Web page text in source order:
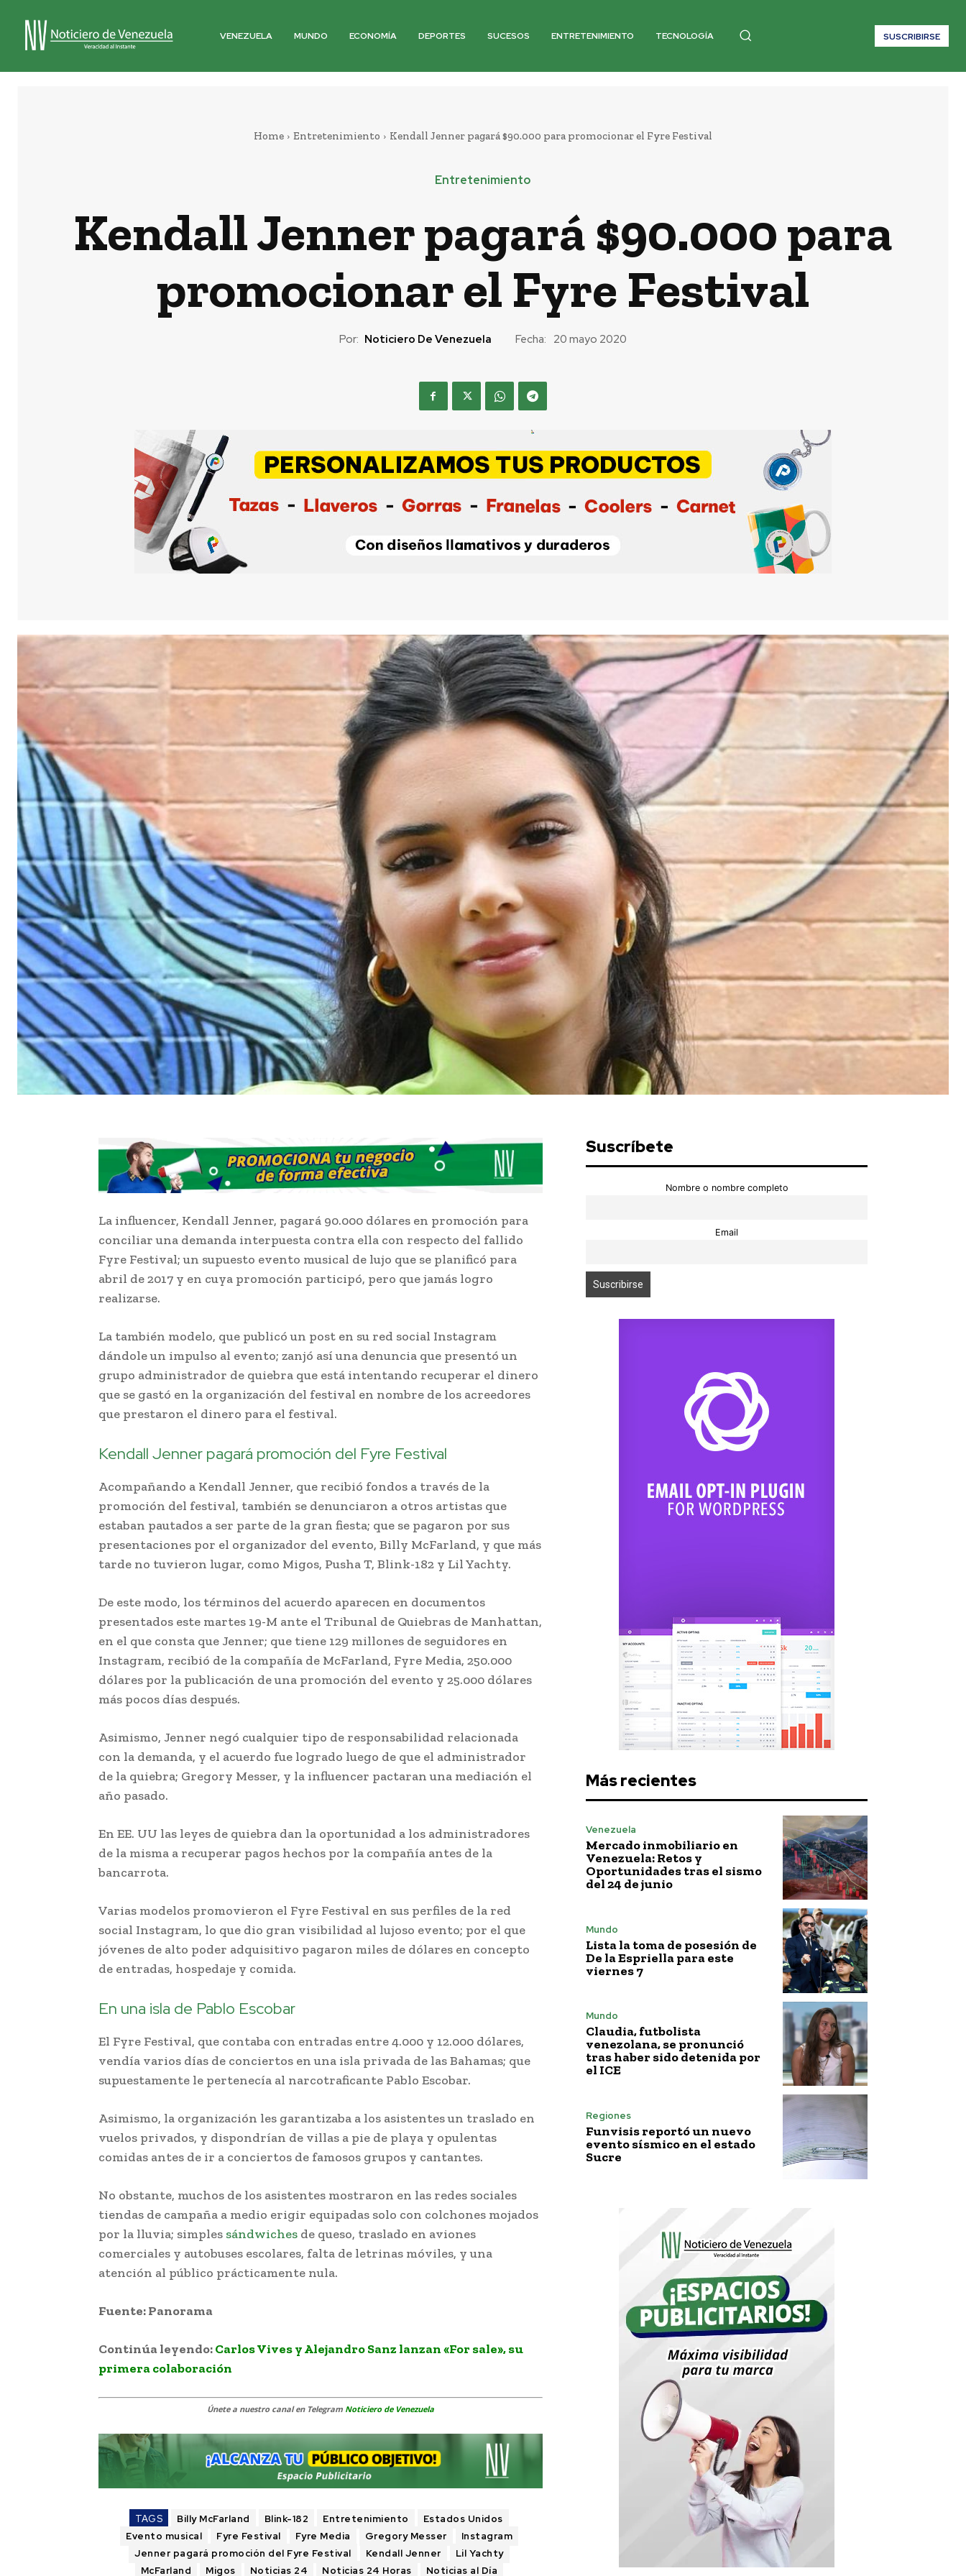
VENEZUELA MUNDO ECONOMÍA DEPORTES SUCESOS ENTRETENIMIENTO TECNOLOGÍA SUSCRIBIRSE
Home Entretenimiento Kendall Jenner pagará $90.000 para promocionar el Fyre Festival
Entretenimiento
Kendall Jenner pagará $90.000 para
promocionar el Fyre Festival
Por: Noticiero De Venezuela Fecha: 20 mayo 2020
La influencer, Kendall Jenner, pagará 90.000 dólares en promoción para
conciliar una demanda interpuesta contra ella con respecto del fallido
Fyre Festival; un supuesto evento musical de lujo que se planificó para
abril de 2017 y en cuya promoción participó, pero que jamás logro
realizarse.
La también modelo, que publicó un post en su red social Instagram
dándole un impulso al evento; zanjó así una denuncia que presentó un
grupo administrador de quiebra que está intentando recuperar el dinero
que se gastó en la organización del festival en nombre de los acreedores
que prestaron el dinero para el festival.
Kendall Jenner pagará promoción del Fyre Festival
Acompañando a Kendall Jenner, que recibió fondos a través de la
promoción del festival, también se denunciaron a otros artistas que
estaban pautados a ser parte de la gran fiesta; que se pagaron por sus
presentaciones por el organizador del evento, Billy McFarland, y que más
tarde no tuvieron lugar, como Migos, Pusha T, Blink-182 y Lil Yachty.
De este modo, los términos del acuerdo aparecen en documentos
presentados este martes 19-M ante el Tribunal de Quiebras de Manhattan,
en el que consta que Jenner; que tiene 129 millones de seguidores en
Instagram, recibió de la compañía de McFarland, Fyre Media, 250.000
dólares por la publicación de una promoción del evento y 25.000 dólares
más pocos días después.
Asimismo, Jenner negó cualquier tipo de responsabilidad relacionada
con la demanda, y el acuerdo fue logrado luego de que el administrador
de la quiebra; Gregory Messer, y la influencer pactaran una mediación el
año pasado.
En EE. UU las leyes de quiebra dan la oportunidad a los administradores
de la misma a recuperar pagos hechos por la compañía antes de la
bancarrota.
Varias modelos promovieron el Fyre Festival en sus perfiles de la red
social Instagram, lo que dio gran visibilidad al lujoso evento; por el que
jóvenes de alto poder adquisitivo pagaron miles de dólares en concepto
de entradas, hospedaje y comida.
En una isla de Pablo Escobar
El Fyre Festival, que contaba con entradas entre 4.000 y 12.000 dólares,
vendía varios días de conciertos en una isla privada de las Bahamas; que
supuestamente le pertenecía al narcotraficante Pablo Escobar.
Asimismo, la organización les garantizaba a los asistentes un traslado en
vuelos privados, y dispondrían de villas a pie de playa y opulentas
comidas antes de ir a conciertos de famosos grupos y cantantes.
No obstante, muchos de los asistentes mostraron en las redes sociales
tiendas de campaña a medio erigir equipadas solo con colchones mojados
por la lluvia; simples sándwiches de queso, traslado en aviones
comerciales y autobuses escolares, falta de letrinas móviles, y una
atención al público prácticamente nula.
Fuente: Panorama
Continúa leyendo:Carlos Vives y Alejandro Sanz lanzan «For sale», su
primera colaboración
Únete a nuestro canal en Telegram Noticiero de Venezuela
TAGS Billy McFarland Blink-182 Entretenimiento
Estados Unidos
Evento musical
Fyre Festival Fyre Media Gregory Messer
Instagram
Jenner pagará promoción del Fyre Festival
Kendall Jenner
Lil Yachty
McFarland
Migos Noticias 24 Noticias 24 Horas Noticias al Día
Suscríbete
Nombre o nombre completo
Email
Más recientes
Venezuela
Mercado inmobiliario en
Venezuela: Retos y
Oportunidades tras el sismo
del 24 de junio
Mundo
Lista la toma de posesión de
De la Espriella para este
viernes 7
Mundo
Claudia, futbolista
venezolana, se pronunció
tras haber sido detenida por
el ICE
Regiones
Funvisis reportó un nuevo
evento sísmico en el estado
Sucre